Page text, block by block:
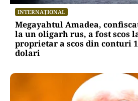
INTERNAȚIONAL
Megayahtul Amadea,
la un oligarh rus, a fost scos
proprietar a scos din conturi
dolari